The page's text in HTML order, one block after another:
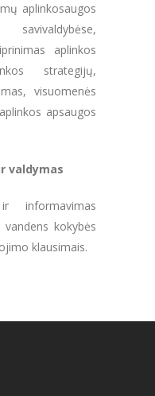
aplinkosaugos
aplinkos
strategijų,
visuomenės
apsaugos
valdymas
informavimas
kokybės
klausimais.